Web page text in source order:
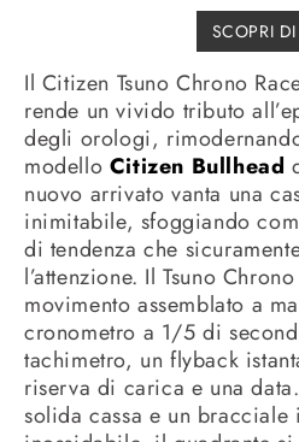
SCOPRI
Il Citizen Tsuno Chrono
rende un vivido tributo
degli orologi,
modello Citizen Bullhead
nuovo arrivato vanta una
inimitabile, sfoggiando
di tendenza che
l’attenzione. Il Tsuno
movimento assemblato a
cronometro a 1/5 di
tachimetro, un flyback
riserva di carica e una
solida cassa e un